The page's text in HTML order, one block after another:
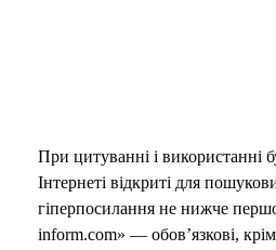
При цитуванні і використанні
Інтернеті відкриті для
гіперпосилання не нижче
inform.com» — обов’язкові,